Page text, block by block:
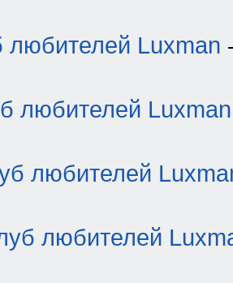
любителей Luxman
любителей Luxman
любителей
любителей